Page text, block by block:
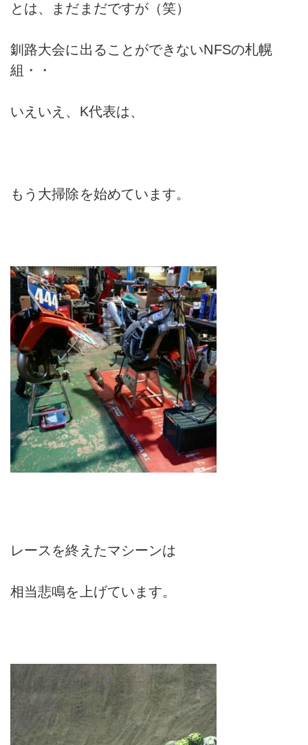
とは、まだまだですが（笑）
釧路大会に出ることができないNFSの札幌
組・・
いえいえ、K代表は、
もう大掃除を始めています。
レースを終えたマシーンは
相当悲鳴を上げています。